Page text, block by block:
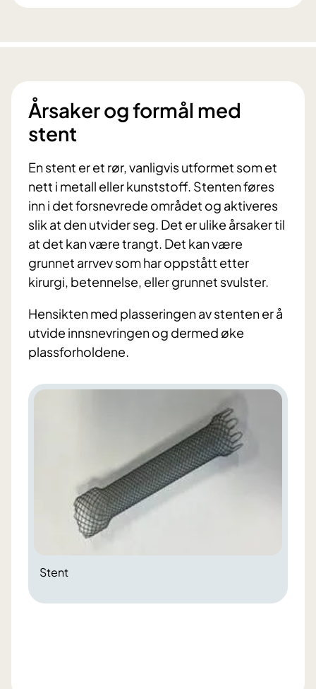
Årsaker og formål med
stent
En stent er et rør, vanligvis utformet som et
nett i metall eller kunststoff. Stenten føres
inn i det forsnevrede området og aktiveres
slik at den utvider seg. Det er ulike årsaker til
at det kan være trangt. Det kan være
grunnet arrvev som har oppstått etter
kirurgi, betennelse, eller grunnet svulster.
Hensikten med plasseringen av stenten er å
utvide innsnevringen og dermed øke
plassforholdene.
Stent